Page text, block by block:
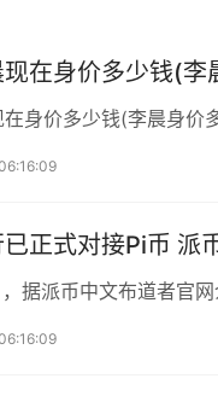
在身价多少钱(李
身价多少钱(李晨身价
正式对接Pi币 派
据派币中文布道者官